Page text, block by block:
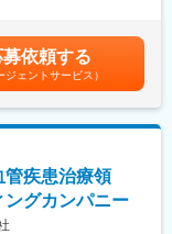
作方法、注意点、緊
迅速な対応。
・ボンベ回収。
通じて上下する可能
て異なります。■昇
以上）賃金はあくまで
可能性があります。
募依頼する
ジェントサービス）
管疾患治療領
グカンパニー